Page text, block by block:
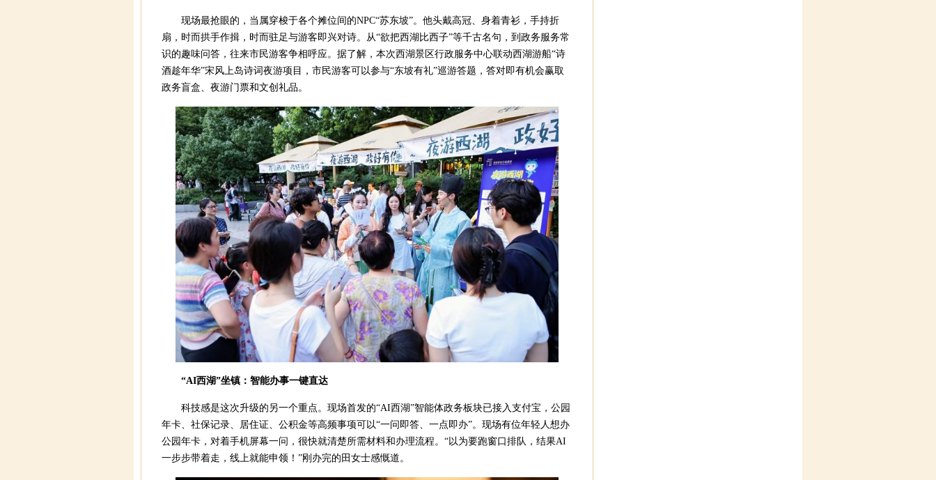
现场最抢眼的，当属穿梭于各个摊位间的NPC“苏东坡”。他头戴高冠、身着青衫，手持折
扇，时而拱手作揖，时而驻足与游客即兴对诗。从“欲把西湖比西子”等千古名句，到政务服务常
识的趣味问答，往来市民游客争相呼应。据了解，本次西湖景区行政服务中心联动西湖游船“诗
酒趁年华”宋风上岛诗词夜游项目，市民游客可以参与“东坡有礼”巡游答题，答对即有机会赢取
政务盲盒、夜游门票和文创礼品。
“AI西湖”坐镇：智能办事一键直达
科技感是这次升级的另一个重点。现场首发的“AI西湖”智能体政务板块已接入支付宝，公园
年卡、社保记录、居住证、公积金等高频事项可以“一问即答、一点即办”。现场有位年轻人想办
公园年卡，对着手机屏幕一问，很快就清楚所需材料和办理流程。“以为要跑窗口排队，结果AI
一步步带着走，线上就能申领！”刚办完的田女士感慨道。